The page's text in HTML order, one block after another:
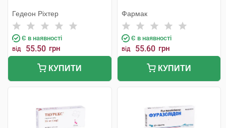
Гедеон Ріхтер
Є в наявності
від 55.50 грн
КУПИТИ
Фармак
Є в наявності
від 55.60 грн
КУПИТИ